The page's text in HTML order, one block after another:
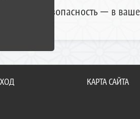
Ваша безопасность — в
КАРТА САЙТА